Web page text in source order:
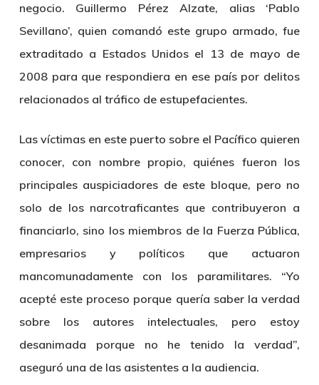
negocio. Guillermo Pérez Alzate, alias ‘Pablo
Sevillano’, quien comandó este grupo armado, fue
extraditado a Estados Unidos el 13 de mayo de
2008 para que respondiera en ese país por delitos
relacionados al tráfico de estupefacientes.
Las víctimas en este puerto sobre el Pacífico quieren
conocer, con nombre propio, quiénes fueron los
principales auspiciadores de este bloque, pero no
solo de los narcotraficantes que contribuyeron a
financiarlo, sino los miembros de la Fuerza Pública,
empresarios y políticos que actuaron
mancomunadamente con los paramilitares. “Yo
acepté este proceso porque quería saber la verdad
sobre los autores intelectuales, pero estoy
desanimada porque no he tenido la verdad”,
aseguró una de las asistentes a la audiencia.